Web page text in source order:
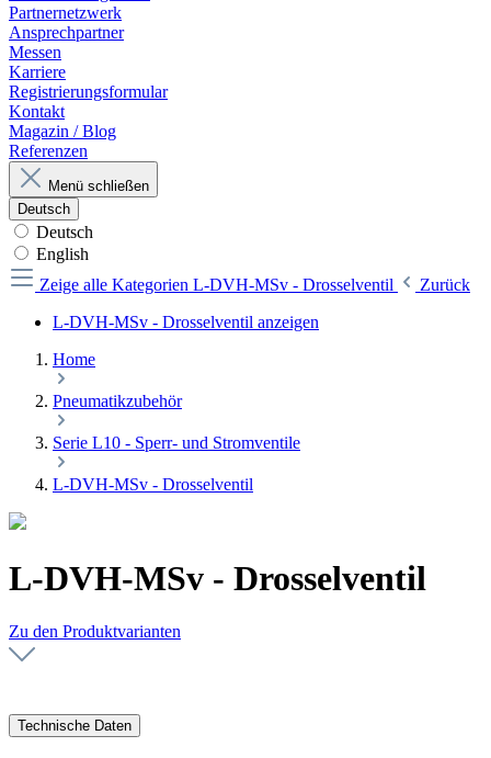
Partnernetzwerk
Ansprechpartner
Messen
Karriere
Registrierungsformular
Kontakt
Magazin / Blog
Referenzen
Menü schließen
Deutsch
Deutsch
English
Zeige alle Kategorien L-DVH-MSv - Drosselventil
Zurück
L-DVH-MSv - Drosselventil anzeigen
Home
Pneumatikzubehör
Serie L10 - Sperr- und Stromventile
L-DVH-MSv - Drosselventil
L-DVH-MSv - Drosselventil
Zu den Produktvarianten
Technische Daten